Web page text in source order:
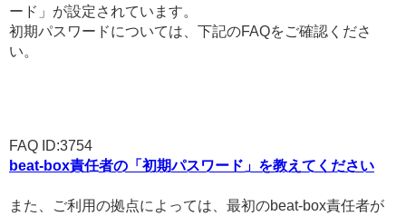
ード」が設定されています。
初期パスワードについては、下記のFAQをご確認くださ
い。
FAQ ID:3754
beat-box責任者の「初期パスワード」を教えてください
また、ご利用の拠点によっては、最初のbeat-box責任者が